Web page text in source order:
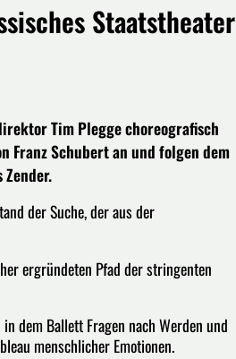
Staatstheater
Tim Plegge choreografisch
Franz Schubert an und folgen dem
der Suche, der aus der
ergründeten Pfad der stringenten
dem Ballett Fragen nach Werden und
menschlicher Emotionen.